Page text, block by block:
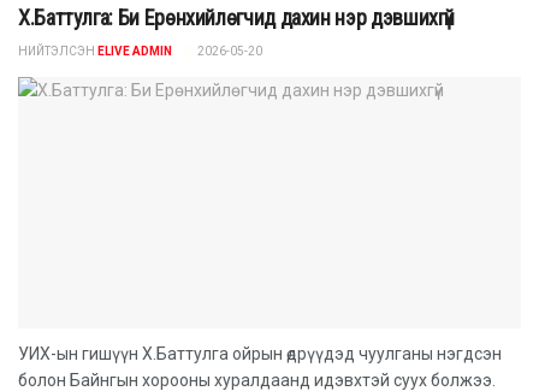
Х.Баттулга: Би Ерөнхийлөгчид дахин нэр дэвшихгүй
НИЙТЭЛСЭН ELIVE ADMIN 2026-05-20
УИХ-ын гишүүн Х.Баттулга ойрын өдрүүдэд чуулганы нэгдсэн
болон Байнгын хорооны хуралдаанд идэвхтэй суух болжээ.